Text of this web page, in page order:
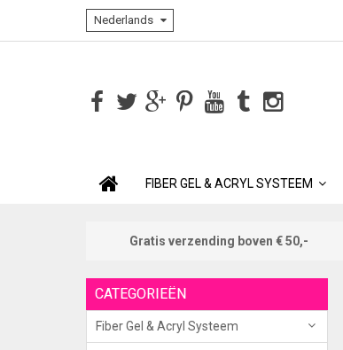
Nederlands
FIBER GEL & ACRYL SYSTEEM
Gratis verzending boven € 50,-
CATEGORIEËN
Fiber Gel & Acryl Systeem